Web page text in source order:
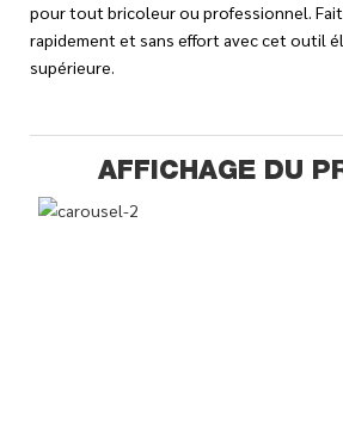
pour tout bricoleur ou professionnel.
rapidement et sans effort avec cet outil
supérieure.
AFFICHAGE DU